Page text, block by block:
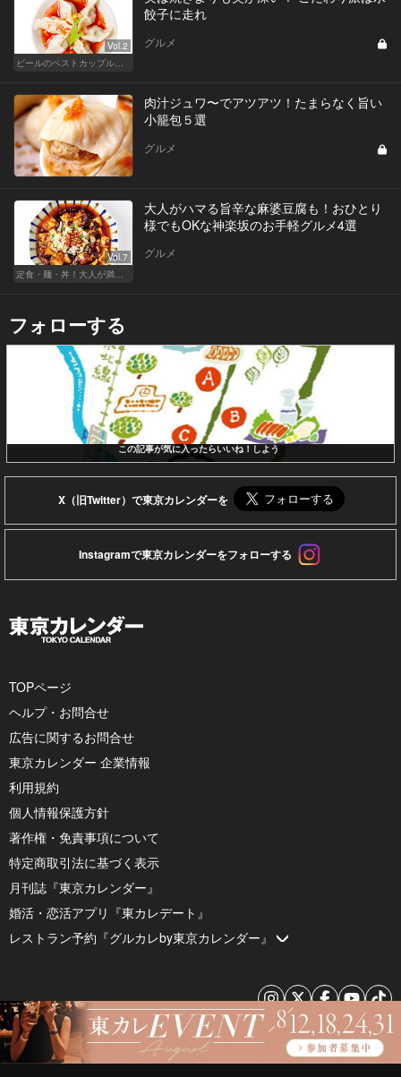
Vol.2
餃子に走れ
グルメ
肉汁ジュワ〜でアツアツ！たまらなく旨い
小籠包５選
グルメ
Vol.7
大人がハマる旨辛な麻婆豆腐も！おひとり
様でもOKな神楽坂のお手軽グルメ4選
グルメ
フォローする
この記事が気に入ったらいいね！しよう
X（旧Twitter）で東京カレンダーを
Instagramで東京カレンダーをフォローする
TOPページ
ヘルプ・お問合せ
広告に関するお問合せ
東京カレンダー 企業情報
利用規約
個人情報保護方針
著作権・免責事項について
特定商取引法に基づく表示
月刊誌『東京カレンダー』
婚活・恋活アプリ『東カレデート』
レストラン予約『グルカレby東京カレンダー』
© 2026 by Tokyo Calendar, Inc.